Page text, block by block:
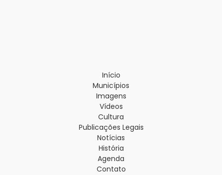
Início
Municípios
Imagens
Vídeos
Cultura
Publicações Legais
Notícias
História
Agenda
Contato